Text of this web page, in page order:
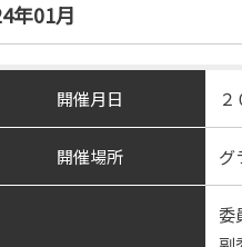
年01月
開催月日
開催場所 グ